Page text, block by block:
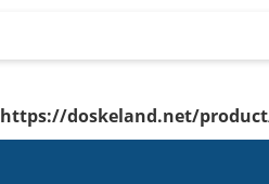
https://doskeland.net/